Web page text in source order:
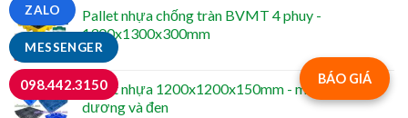
Pallet nhựa chống tràn BVMT 4 phuy -
1300x1300x300mm
Pallet nhựa 1200x1200x150mm - màu xanh
dương và đen
BÁO GIÁ
MESSENGER
ZALO
098.442.3150